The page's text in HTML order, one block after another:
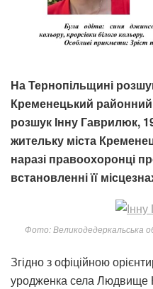
На Тернопільщині
Кременецький районний
розшук Інну Гаврилюк,
жительку міста
наразі правоохоронці
встановленні її
Фото: Великодедеркальська
Згідно з офіційною
уродженка села Людвище